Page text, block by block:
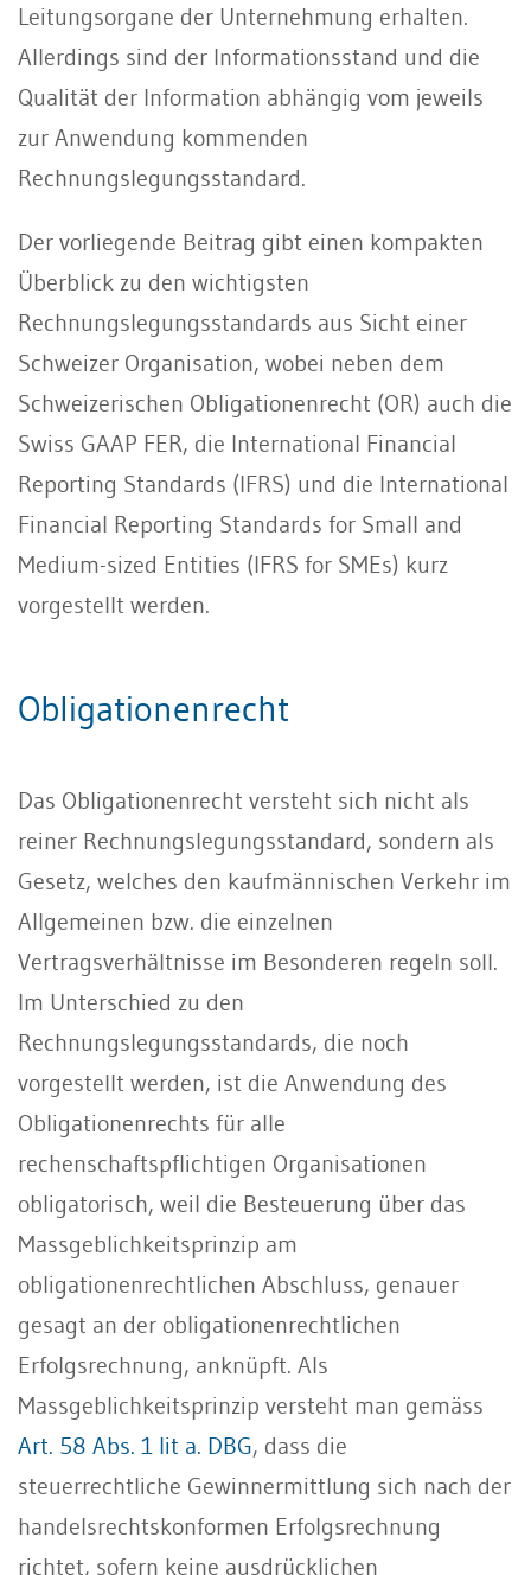
Leitungsorgane der Unternehmung erhalten.
Allerdings sind der Informationsstand und die
Qualität der Information abhängig vom jeweils
zur Anwendung kommenden
Rechnungslegungsstandard.
Der vorliegende Beitrag gibt einen kompakten
Überblick zu den wichtigsten
Rechnungslegungsstandards aus Sicht einer
Schweizer Organisation, wobei neben dem
Schweizerischen Obligationenrecht (OR) auch die
Swiss GAAP FER, die International Financial
Reporting Standards (IFRS) und die International
Financial Reporting Standards for Small and
Medium-sized Entities (IFRS for SMEs) kurz
vorgestellt werden.
Obligationenrecht
Das Obligationenrecht versteht sich nicht als
reiner Rechnungslegungsstandard, sondern als
Gesetz, welches den kaufmännischen Verkehr im
Allgemeinen bzw. die einzelnen
Vertragsverhältnisse im Besonderen regeln soll.
Im Unterschied zu den
Rechnungslegungsstandards, die noch
vorgestellt werden, ist die Anwendung des
Obligationenrechts für alle
rechenschaftspflichtigen Organisationen
obligatorisch, weil die Besteuerung über das
Massgeblichkeitsprinzip am
obligationenrechtlichen Abschluss, genauer
gesagt an der obligationenrechtlichen
Erfolgsrechnung, anknüpft. Als
Massgeblichkeitsprinzip versteht man gemäss
Art. 58 Abs. 1 lit a. DBG, dass die
steuerrechtliche Gewinnermittlung sich nach der
handelsrechtskonformen Erfolgsrechnung
richtet, sofern keine ausdrücklichen